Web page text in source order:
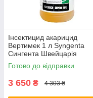
Інсектицид акарицид
Вертимек 1 л Syngenta
Сингента Швейцарія
Готово до відправки
3 650 ₴ 4 303 ₴